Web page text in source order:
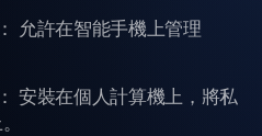
允許在智能手機上管理
安裝在個人計算機上，將私